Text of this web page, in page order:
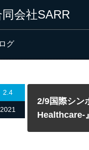
会社SARR
グ
2.4
2021
2/9国際シン
Healthcare-